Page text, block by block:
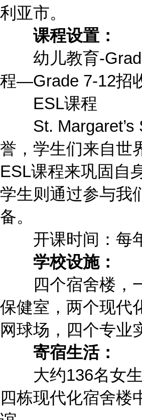
利亚市。
课程设置：
幼儿教育-
程―Grade 7-12招
ESL课程
St. Margaret’s
誉，学生们来自世
ESL课程来巩固自
学生则通过参与我
备。
开课时间：每
学校设施：
四个宿舍楼，一
保健室，两个现代
网球场，四个专业
寄宿生活：
大约136名女生
四栋现代化宿舍楼